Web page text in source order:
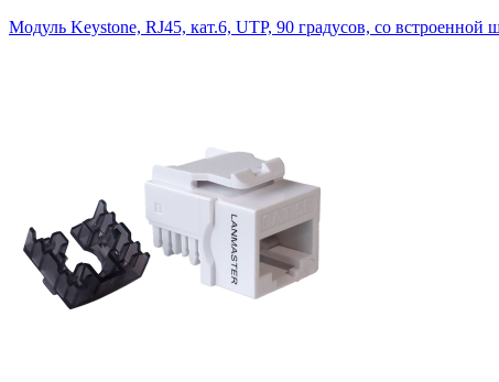
Модуль Keystone, RJ45, кат.6, UTP, 90 градусов, со встроенной